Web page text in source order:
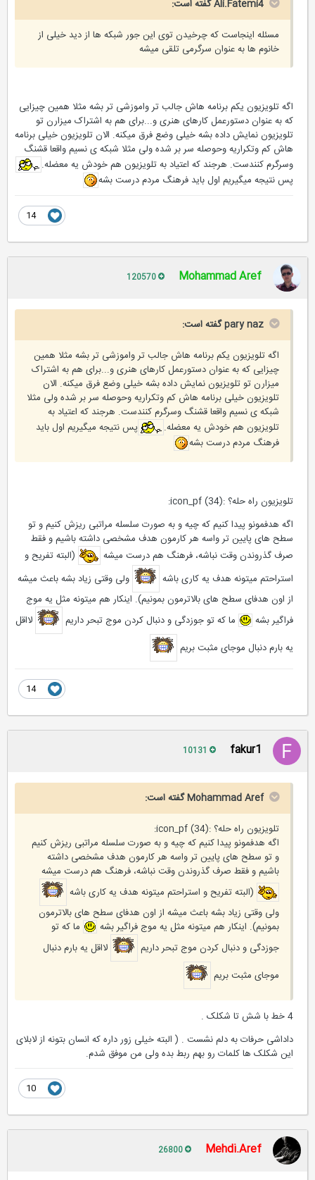
Ali.Fatemi4 گفته است:
مسئله اینجاست که چرخیدن توی این جور شبکه ها از دید خیلی از
خانوم ها به عنوان سرگرمی تلقی میشه
اگه تلویزیون یکم برنامه هاش جالب تر واموزشی تر بشه مثلا همین چیزایی
که به عنوان دستورعمل کارهای هنری و...برای هم به اشتراک میزارن تو
تلویزیون نمایش داده بشه خیلی وضع فرق میکنه. الان تلویزیون خیلی برنامه
هاش کم وتکراریه وحوصله سر بر شده ولی مثلا شبکه ی نسیم واقعا قشنگ
وسرگرم کنندست. هرجند که اعتیاد به تلویزیون هم خودش یه معضله.
پس نتیجه میگیریم اول باید فرهنگ مردم درست بشه
Mohammad Aref
pary naz گفته است:
اگه تلویزیون یکم برنامه هاش جالب تر واموزشی تر بشه مثلا همین
چیزایی که به عنوان دستورعمل کارهای هنری و...برای هم به اشتراک
میزارن تو تلویزیون نمایش داده بشه خیلی وضع فرق میکنه. الان
تلویزیون خیلی برنامه هاش کم وتکراریه وحوصله سر بر شده ولی مثلا
شبکه ی نسیم واقعا قشنگ وسرگرم کنندست. هرجند که اعتیاد به
تلویزیون هم خودش یه معضله.
پس نتیجه میگیریم اول باید
فرهنگ مردم درست بشه
تلویزیون راه حله؟ :icon_pf (34):
اگه هدفمونو پیدا کنیم که چیه و به صورت سلسله مراتبی ریزش کنیم و تو
سطح های پایین تر واسه هر کارمون هدف مشخصی داشته باشیم و فقط
صرف گذروندن وقت نباشه، فرهنگ هم درست میشه
(البته تفریح و
استراحتم میتونه هدف یه کاری باشه
ولی وقتی زیاد بشه باعث میشه
از اون هدفای سطح های بالاترمون بمونیم). اینکار هم میتونه مثل یه موج
فراگیر بشه
ما که تو جوزدگی و دنبال کردن موج تبحر داریم
لااقل
یه بارم دنبال موجای مثبت بریم
fakur1
Mohammad Aref گفته است:
تلویزیون راه حله؟ :icon_pf (34):
اگه هدفمونو پیدا کنیم که چیه و به صورت سلسله مراتبی ریزش کنیم
و تو سطح های پایین تر واسه هر کارمون هدف مشخصی داشته
باشیم و فقط صرف گذروندن وقت نباشه، فرهنگ هم درست میشه
(البته تفریح و استراحتم میتونه هدف یه کاری باشه
ولی وقتی زیاد بشه باعث میشه از اون هدفای سطح های بالاترمون
بمونیم). اینکار هم میتونه مثل یه موج فراگیر بشه
ما که تو
جوزدگی و دنبال کردن موج تبحر داریم
لااقل یه بارم دنبال
موجای مثبت بریم
داداشی حرفات به دلم نشست . ( البته خیلی زور داره که انسان بتونه از لابلای
این شکلک ها کلمات رو بهم ربط بده ولی من موفق شدم.
Mehdi.Aref